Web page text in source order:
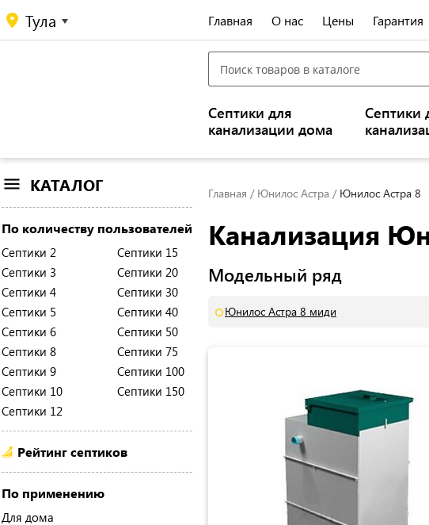
Тула Главная О нас Цены Гарантия
Септики для
канализации дома
Септики
КАТАЛОГ
По количеству пользователей
Септики 2
Септики 3
Септики 4
Септики 5
Септики 6
Септики 8
Септики 9
Септики 10
Септики 12
Септики 15
Септики 20
Септики 30
Септики 40
Септики 50
Септики 75
Септики 100
Септики 150
Рейтинг септиков
По применению
Для дома
Главная Юнилос Астра Юнилос Астра 8
Канализация
Модельный ряд
Юнилос Астра 8 миди